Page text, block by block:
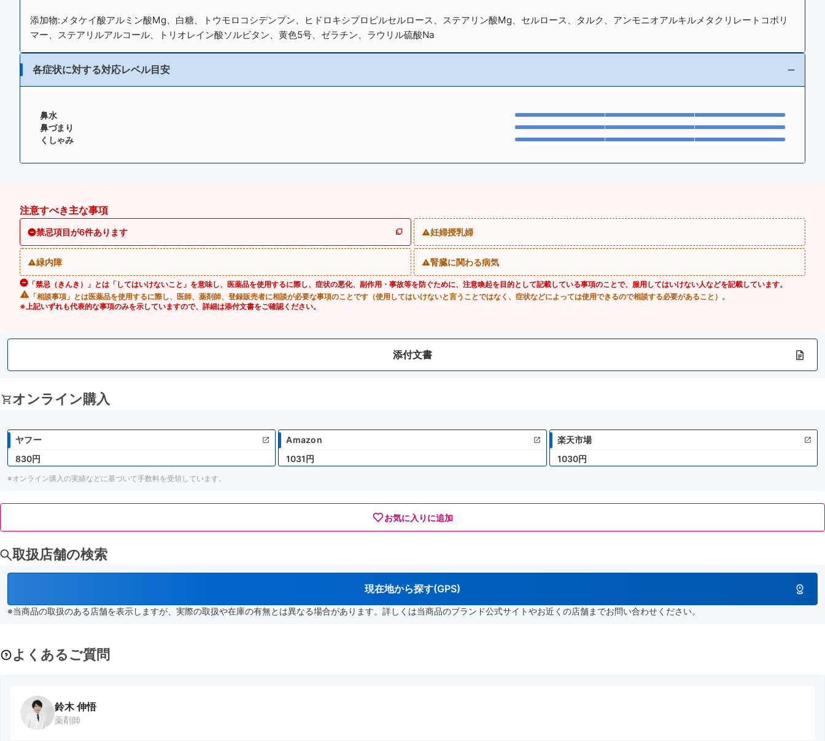
添加物:メタケイ酸アルミン酸Mg、白糖、トウモロコシデンプン、ヒドロキシプロピルセルロース、ステアリン酸Mg、セルロース、タルク、アンモニオアルキルメタクリレートコポリ
マー、ステアリルアルコール、トリオレイン酸ソルビタン、黄色5号、ゼラチン、ラウリル硫酸Na
各症状に対する対応レベル目安
鼻水
鼻づまり
くしゃみ
注意すべき主な事項
禁忌項目が6件あります 妊婦授乳婦
緑内障 腎臓に関わる病気
「禁忌（きんき）」とは「してはいけないこと」を意味し、医薬品を使用するに際し、症状の悪化、副作用・事故等を防ぐために、注意喚起を目的として記載している事項のことで、服用してはいけない人などを記載しています。
「相談事項」とは医薬品を使用するに際し、医師、薬剤師、登録販売者に相談が必要な事項のことです（使用してはいけないと言うことではなく、症状などによっては使用できるので相談する必要があること）。
※上記いずれも代表的な事項のみを示していますので、詳細は添付文書をご確認ください。
添付文書
オンライン購入
ヤフー
830円
Amazon
1031円
楽天市場
1030円
※オンライン購入の実績などに基づいて手数料を受領しています。
お気に入りに追加
取扱店舗の検索
現在地から探す(GPS)
※当商品の取扱のある店舗を表示しますが、実際の取扱や在庫の有無とは異なる場合があります。詳しくは当商品のブランド公式サイトやお近くの店舗までお問い合わせください。
よくあるご質問
鈴木 伸悟
薬剤師